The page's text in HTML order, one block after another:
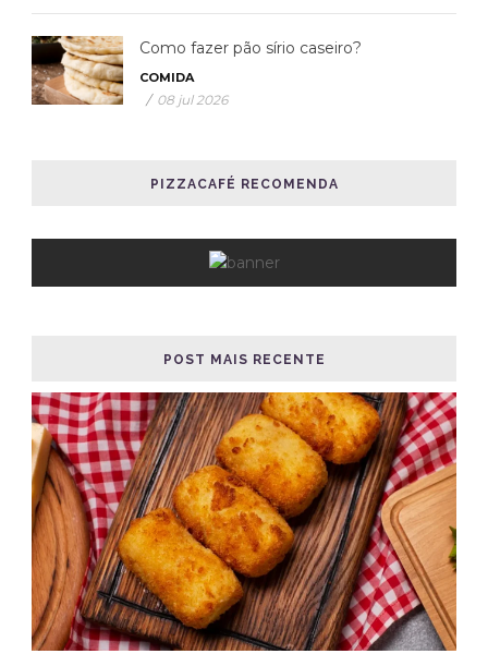
Como fazer pão sírio caseiro?
COMIDA
/ 08 jul 2026
PIZZACAFÉ RECOMENDA
POST MAIS RECENTE